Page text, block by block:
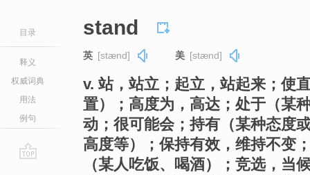
目录
释义
权威词典
用法
例句
stand
英 [stænd] 美 [stænd]
v. 站，站立；起立，站起来；使
置）；高度为，高达；处于（某
动；很可能会；持有（某种态度
高度等）；保持有效，维持不变
（某人吃饭、喝酒）；竞选，当